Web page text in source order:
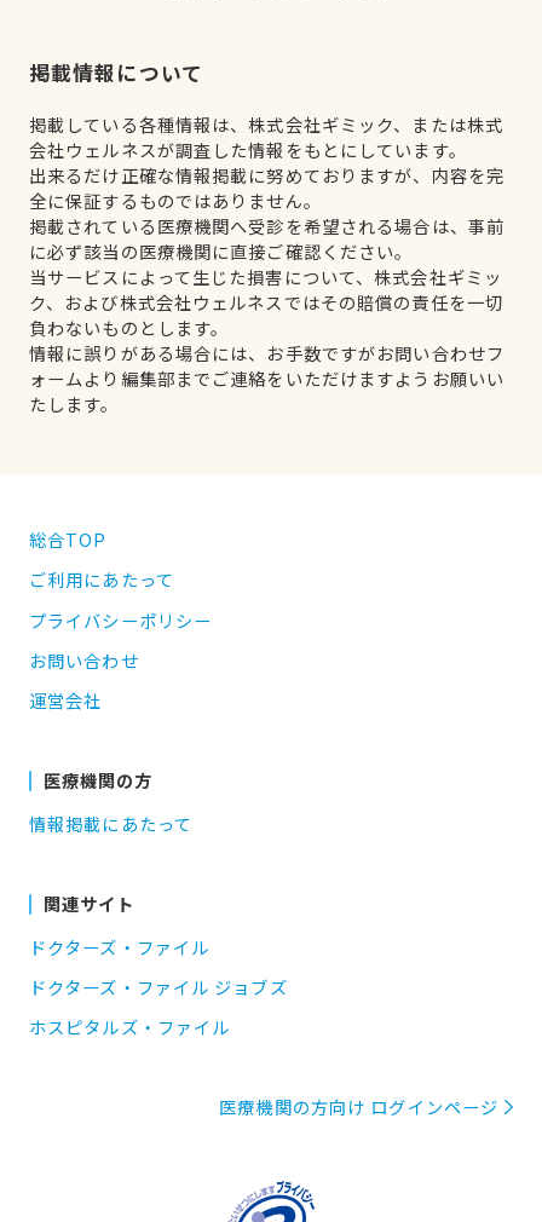
掲載情報について
掲載している各種情報は、株式会社ギミック、または株式
会社ウェルネスが調査した情報をもとにしています。
出来るだけ正確な情報掲載に努めておりますが、内容を完
全に保証するものではありません。
掲載されている医療機関へ受診を希望される場合は、事前
に必ず該当の医療機関に直接ご確認ください。
当サービスによって生じた損害について、株式会社ギミッ
ク、および株式会社ウェルネスではその賠償の責任を一切
負わないものとします。
情報に誤りがある場合には、お手数ですがお問い合わせフ
ォームより編集部までご連絡をいただけますようお願いい
たします。
総合TOP
ご利用にあたって
プライバシーポリシー
お問い合わせ
運営会社
医療機関の方
情報掲載にあたって
関連サイト
ドクターズ・ファイル
ドクターズ・ファイル ジョブズ
ホスピタルズ・ファイル
医療機関の方向け ログインページ